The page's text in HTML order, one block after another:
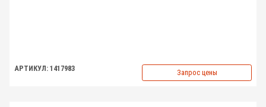
АРТИКУЛ: 1417983 Запрос цены